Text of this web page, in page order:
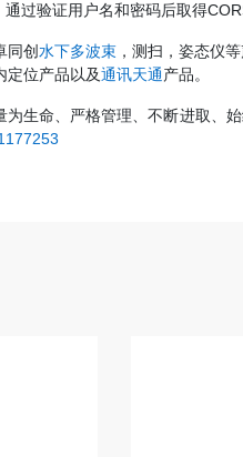
过验证用户名和密码后取得
同创水下多波束 ，测扫，姿态仪
定位产品以及通讯天通产品。
为生命、严格管理、不断进取、